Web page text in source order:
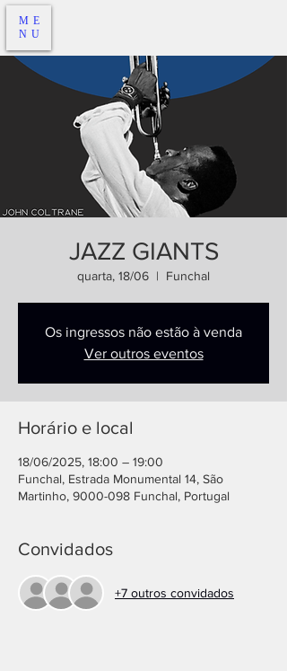
ME
NU
JAZZ GIANTS
quarta, 18/06
  |
Funchal
Os ingressos não estão à venda
Ver outros eventos
Horário e local
18/06/2025, 18:00 – 19:00
Funchal, Estrada Monumental 14, São
Martinho, 9000-098 Funchal, Portugal
Convidados
+7 outros convidados